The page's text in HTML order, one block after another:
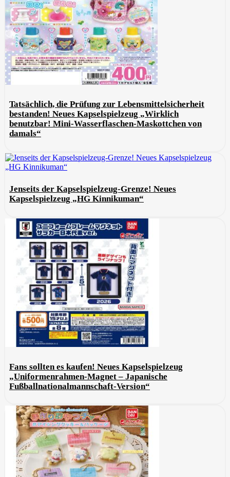
Tatsächlich, die Prüfung zur Lebensmittelsicherheit
bestanden! Neues Kapselspielzeug „Wirklich
benutzbar! Mini-Wasserflaschen-Maskottchen von
damals“
Jenseits der Kapselspielzeug-Grenze! Neues
Kapselspielzeug „HG Kinnikuman“
Fans sollten es kaufen! Neues Kapselspielzeug
„Uniformenrahmen-Magnet – Japanische
Fußballnationalmannschaft-Version“